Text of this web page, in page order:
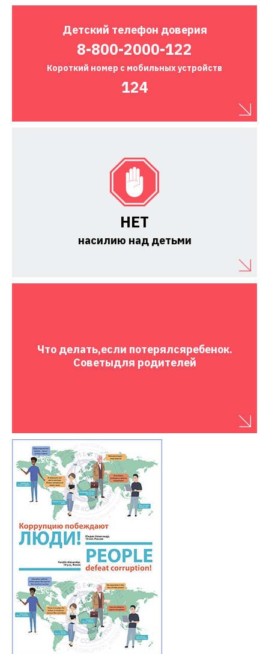
Детский телефон доверия
8-800-2000-122
Короткий номер с мобильных устройств
124
НЕТ
насилию над детьми
Что делать,если потерялсяребенок.
Советыдля родителей